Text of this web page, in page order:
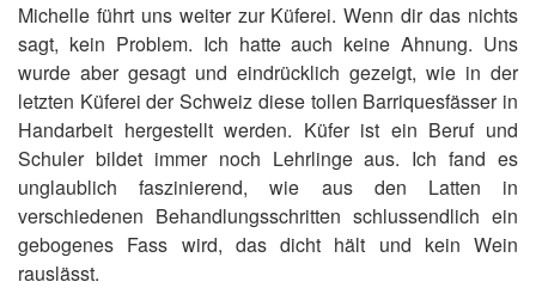
Michelle führt uns weiter zur Küferei. Wenn dir das nichts
sagt, kein Problem. Ich hatte auch keine Ahnung. Uns
wurde aber gesagt und eindrücklich gezeigt, wie in der
letzten Küferei der Schweiz diese tollen Barriquesfässer in
Handarbeit hergestellt werden. Küfer ist ein Beruf und
Schuler bildet immer noch Lehrlinge aus. Ich fand es
unglaublich faszinierend, wie aus den Latten in
verschiedenen Behandlungsschritten schlussendlich ein
gebogenes Fass wird, das dicht hält und kein Wein
rauslässt.